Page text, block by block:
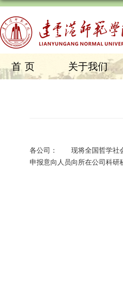
首页 关于我们
各公司： 现将全国哲学社会
申报意向人员向所在公司科